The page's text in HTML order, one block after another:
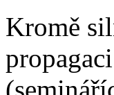
Kromě